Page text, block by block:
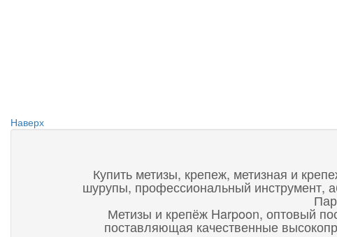
Наверх
Купить метизы, крепеж, метизная и
шурупы, профессиональный инструмент,
Метизы и крепёж Harpoon, оптовый
поставляющая качественные